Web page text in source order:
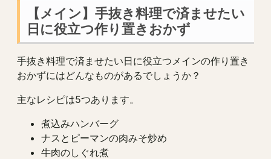
【メイン】手抜き料理で済ませたい
日に役立つ作り置きおかず
手抜き料理で済ませたい日に役立つメインの作り置き
おかずにはどんなものがあるでしょうか？
主なレシピは5つあります。
煮込みハンバーグ
ナスとピーマンの肉みそ炒め
牛肉のしぐれ煮